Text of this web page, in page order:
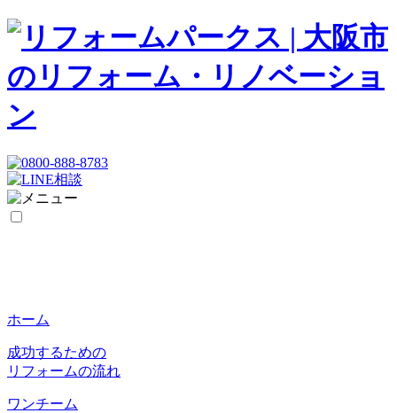
ホーム
成功するための
リフォームの流れ
ワンチーム